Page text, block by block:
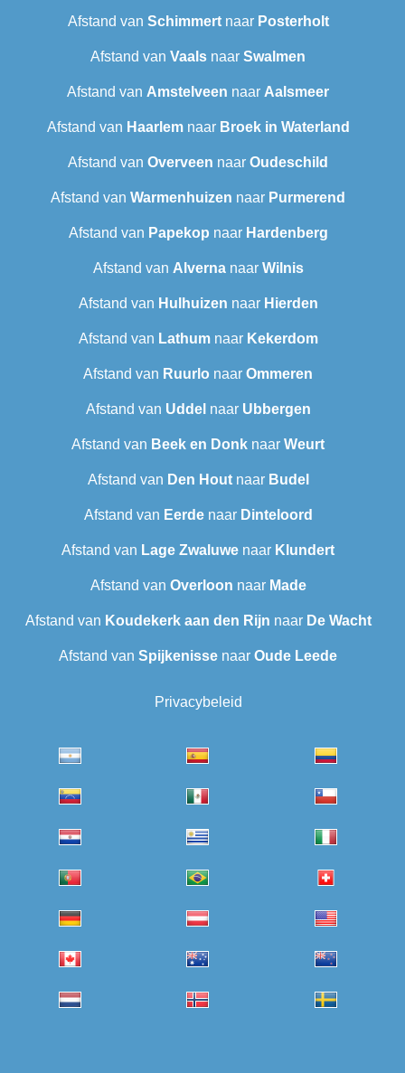
Afstand van Schimmertnaar Posterholt
Afstand van Vaals naar Swalmen
Afstand van Amstelveen naar Aalsmeer
Afstand van Haarlemnaar Broek in Waterland
Afstand van Overveen naar Oudeschild
Afstand van Warmenhuizen naar Purmerend
Afstand van Papekop naar Hardenberg
Afstand van Alvernanaar Wilnis
Afstand van Hulhuizen naar Hierden
Afstand van Lathumnaar Kekerdom
Afstand van Ruurlo naar Ommeren
Afstand van Uddel naar Ubbergen
Afstand van Beek en Donk naar Weurt
Afstand van Den Houtnaar Budel
Afstand van Eerdenaar Dinteloord
Afstand van Lage Zwaluwe naar Klundert
Afstand van Overloon naar Made
Afstand van Koudekerk aan den Rijn naar De Wacht
Afstand van Spijkenisse naar Oude Leede
Privacybeleid